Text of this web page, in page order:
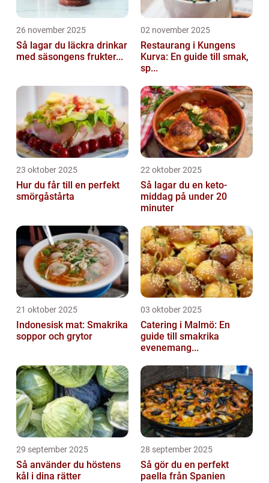
26 november 2025
Så lagar du läckra drinkar
med säsongens frukter...
02 november 2025
Restaurang i Kungens
Kurva: En guide till smak,
sp...
23 oktober 2025
Hur du får till en perfekt
smörgåstårta
22 oktober 2025
Så lagar du en keto-
middag på under 20
minuter
21 oktober 2025
Indonesisk mat: Smakrika
soppor och grytor
03 oktober 2025
Catering i Malmö: En
guide till smakrika
evenemang...
29 september 2025
Så använder du höstens
kål i dina rätter
28 september 2025
Så gör du en perfekt
paella från Spanien